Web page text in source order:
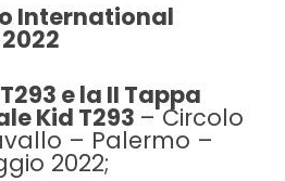
International
e la II Tappa
Kid T293 – Circolo
– Palermo –
2022;